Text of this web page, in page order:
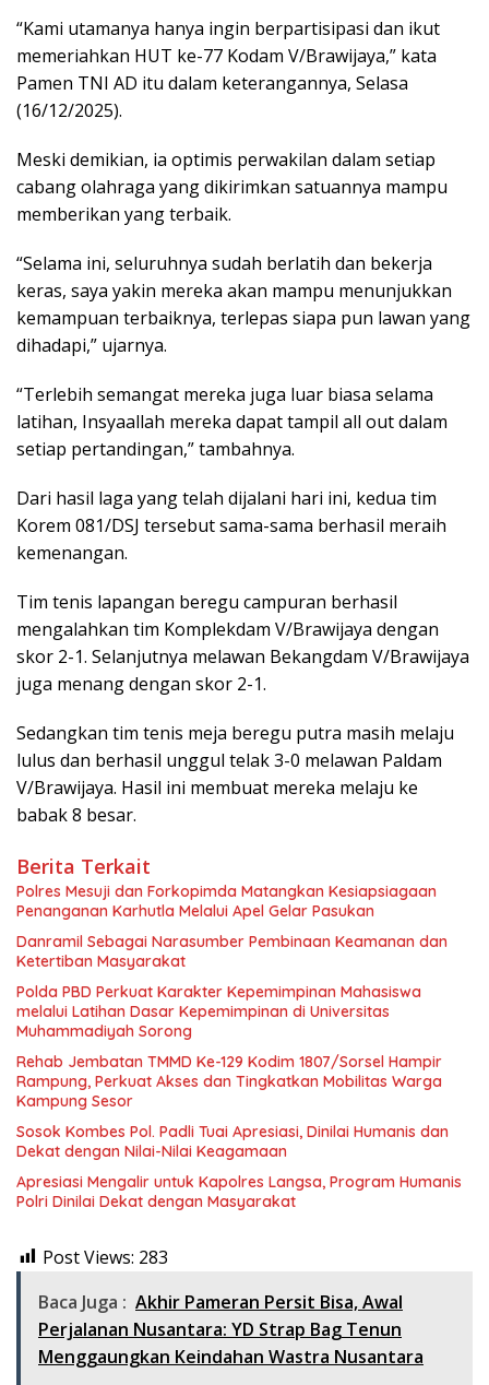
“Kami utamanya hanya ingin berpartisipasi dan ikut
memeriahkan HUT ke-77 Kodam V/Brawijaya,” kata
Pamen TNI AD itu dalam keterangannya, Selasa
(16/12/2025).
Meski demikian, ia optimis perwakilan dalam setiap
cabang olahraga yang dikirimkan satuannya mampu
memberikan yang terbaik.
“Selama ini, seluruhnya sudah berlatih dan bekerja
keras, saya yakin mereka akan mampu menunjukkan
kemampuan terbaiknya, terlepas siapa pun lawan yang
dihadapi,” ujarnya.
“Terlebih semangat mereka juga luar biasa selama
latihan, Insyaallah mereka dapat tampil all out dalam
setiap pertandingan,” tambahnya.
Dari hasil laga yang telah dijalani hari ini, kedua tim
Korem 081/DSJ tersebut sama-sama berhasil meraih
kemenangan.
Tim tenis lapangan beregu campuran berhasil
mengalahkan tim Komplekdam V/Brawijaya dengan
skor 2-1. Selanjutnya melawan Bekangdam V/Brawijaya
juga menang dengan skor 2-1.
Sedangkan tim tenis meja beregu putra masih melaju
lulus dan berhasil unggul telak 3-0 melawan Paldam
V/Brawijaya. Hasil ini membuat mereka melaju ke
babak 8 besar.
Berita Terkait
Polres Mesuji dan Forkopimda Matangkan Kesiapsiagaan
Penanganan Karhutla Melalui Apel Gelar Pasukan
Danramil Sebagai Narasumber Pembinaan Keamanan dan
Ketertiban Masyarakat
Polda PBD Perkuat Karakter Kepemimpinan Mahasiswa
melalui Latihan Dasar Kepemimpinan di Universitas
Muhammadiyah Sorong
Rehab Jembatan TMMD Ke-129 Kodim 1807/Sorsel Hampir
Rampung, Perkuat Akses dan Tingkatkan Mobilitas Warga
Kampung Sesor
Sosok Kombes Pol. Padli Tuai Apresiasi, Dinilai Humanis dan
Dekat dengan Nilai-Nilai Keagamaan
Apresiasi Mengalir untuk Kapolres Langsa, Program Humanis
Polri Dinilai Dekat dengan Masyarakat
Post Views: 283
Baca Juga : Akhir Pameran Persit Bisa, Awal
Perjalanan Nusantara: YD Strap Bag Tenun
Menggaungkan Keindahan Wastra Nusantara